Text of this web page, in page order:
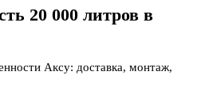
20 000 литров в
Аксу: доставка, монтаж,